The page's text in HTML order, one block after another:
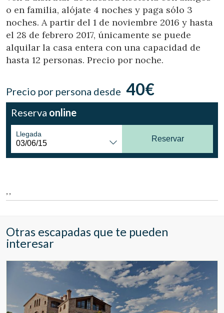
vpn_key Iniciar sesión person Crear cuenta
Ubicación/nombre del hotel
EN
o en familia, alójate 4 noches y paga sólo 3
noches. A partir del 1 de noviembre 2016 y hasta
el 28 de febrero 2017, únicamente se puede
alquilar la casa entera con una capacidad de
hasta 12 personas. Precio por noche.
Precio por persona desde 40€
Reserva online
Llegada
Reservar
, ,
Otras escapadas que te pueden
interesar